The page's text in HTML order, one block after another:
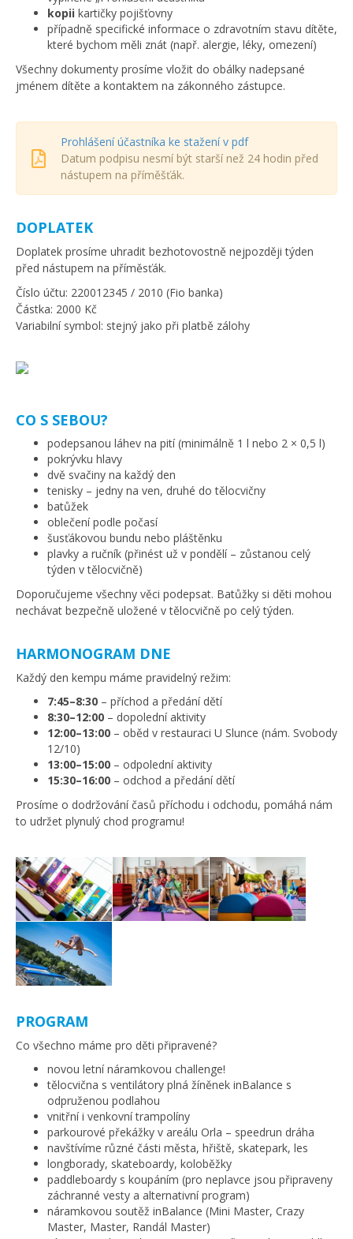
kopii kartičky pojišťovny
případně specifické informace o zdravotním stavu dítěte,
které bychom měli znát (např. alergie, léky, omezení)
Všechny dokumenty prosíme vložit do obálky nadepsané
jménem dítěte a kontaktem na zákonného zástupce.
Prohlášení účastníka ke stažení v pdf
Datum podpisu nesmí být starší než 24 hodin před
nástupem na příměšťák.
DOPLATEK
Doplatek prosíme uhradit bezhotovostně nejpozději týden
před nástupem na příměsťák.
Číslo účtu: 220012345 / 2010 (Fio banka)
Částka: 2000 Kč
Variabilní symbol: stejný jako při platbě zálohy
CO S SEBOU?
podepsanou láhev na pití (minimálně 1 l nebo 2 × 0,5 l)
pokrývku hlavy
dvě svačiny na každý den
tenisky – jedny na ven, druhé do tělocvičny
batůžek
oblečení podle počasí
šusťákovou bundu nebo pláštěnku
plavky a ručník (přinést už v pondělí – zůstanou celý
týden v tělocvičně)
Doporučujeme všechny věci podepsat. Batůžky si děti mohou
nechávat bezpečně uložené v tělocvičně po celý týden.
HARMONOGRAM DNE
Každý den kempu máme pravidelný režim:
7:45–8:30 – příchod a předání dětí
8:30–12:00 – dopolední aktivity
12:00–13:00 – oběd v restauraci U Slunce (nám. Svobody
12/10)
13:00–15:00 – odpolední aktivity
15:30–16:00 – odchod a předání dětí
Prosíme o dodržování časů příchodu i odchodu, pomáhá nám
to udržet plynulý chod programu!
PROGRAM
Co všechno máme pro děti připravené?
novou letní náramkovou challenge!
tělocvična s ventilátory plná žíněnek inBalance s
odpruženou podlahou
vnitřní i venkovní trampolíny
parkourové překážky v areálu Orla – speedrun dráha
navštívíme různé části města, hřiště, skatepark, les
longborady, skateboardy, koloběžky
paddleboardy s koupáním (pro neplavce jsou připraveny
záchranné vesty a alternativní program)
náramkovou soutěž inBalance (Mini Master, Crazy
Master, Master, Randál Master)